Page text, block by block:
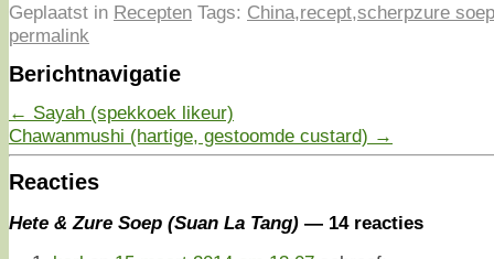
Geplaatst in Recepten Tags: China,recept,scherpzure soep
permalink
Berichtnavigatie
← Sayah (spekkoek likeur)
Chawanmushi (hartige, gestoomde custard) →
Reacties
Hete & Zure Soep (Suan La Tang) — 14 reacties